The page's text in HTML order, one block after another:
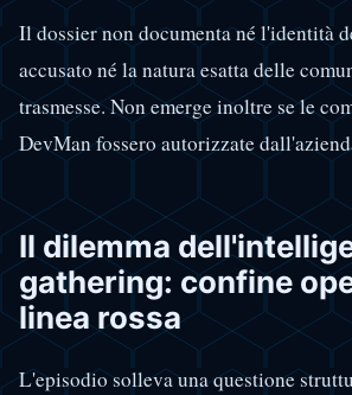
Il dossier non documenta né l'identità
accusato né la natura esatta delle
trasmesse. Non emerge inoltre se le
DevMan fossero autorizzate
Il dilemma
gathering: confine
linea rossa
L'episodio solleva una questione